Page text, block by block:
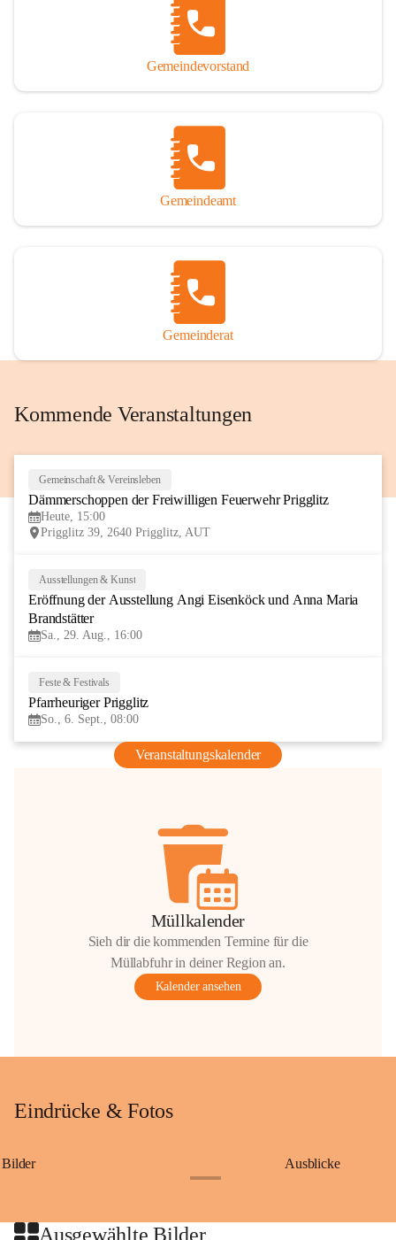
Gemeindevorstand
Gemeindeamt
Gemeinderat
Kommende Veranstaltungen
Gemeinschaft & Vereinsleben
Dämmerschoppen der Freiwilligen Feuerwehr Prigglitz
Heute, 15:00
Prigglitz 39, 2640 Prigglitz, AUT
AUG
Ausstellungen & Kunst
Eröffnung der Ausstellung Angi Eisenköck und Anna Maria
Brandstätter
Sa., 29. Aug., 16:00
Feste & Festivals
Pfarrheuriger Prigglitz
So., 6. Sept., 08:00
Veranstaltungskalender
Müllkalender
Sieh dir die kommenden Termine für die
Müllabfuhr in deiner Region an.
Kalender ansehen
Eindrücke & Fotos
Bilder Ausblicke
Ausgewählte Bilder